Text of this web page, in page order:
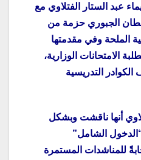
عبد الستار الفتلاوي مع
الجبوري حزمة من
الملحة وفي مقدمتها
الامتحانات الوزارية،
التدريسية
أنها ناقشت وبشكل
الشامل”
للمناشدات المستمرة